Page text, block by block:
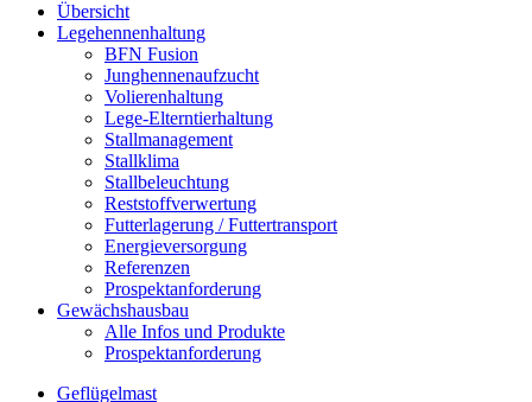
Übersicht
Legehennenhaltung
BFN Fusion
Junghennenaufzucht
Volierenhaltung
Lege-Elterntierhaltung
Stallmanagement
Stallklima
Stallbeleuchtung
Reststoffverwertung
Futterlagerung / Futtertransport
Energieversorgung
Referenzen
Prospektanforderung
Gewächshausbau
Alle Infos und Produkte
Prospektanforderung
Geflügelmast